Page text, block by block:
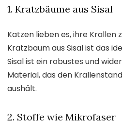
1. Kratzbäume aus Sisal
Katzen lieben es, ihre Krallen
Kratzbaum aus Sisal ist das
Sisal ist ein robustes und
Material, das den
aushält.
2. Stoffe wie Mikrofaser